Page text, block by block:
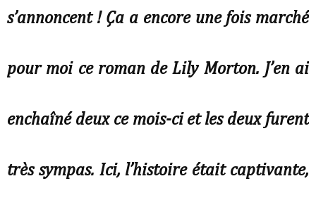
s’annoncent ! Ça a encore une fois marché
pour moi ce roman de Lily Morton. J’en ai
enchaîné deux ce mois-ci et les deux furent
très sympas. Ici, l’histoire était captivante,